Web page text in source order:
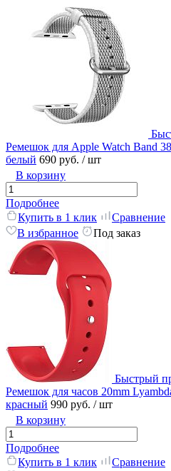
Ремешок для Apple Watch Band
белый 690 руб. / шт
В корзину
Подробнее
Купить в 1 клик
Сравнение
В избранное
Под заказ
Быстрый
Ремешок для часов 20mm
красный 990 руб. / шт
В корзину
Подробнее
Купить в 1 клик
Сравнение